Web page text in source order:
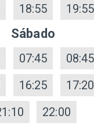
18:55 19:55
Sábado
07:45 08:45
16:25 17:20
22:00